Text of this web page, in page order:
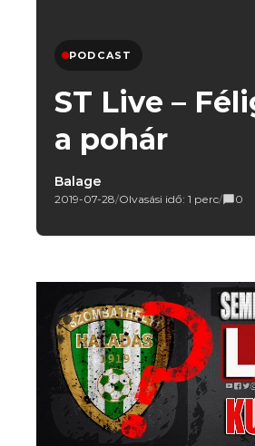
PODCAST
ST Live –
a pohár
Balage
2019-07-28/Olvasási idő: 1 perc/ 0